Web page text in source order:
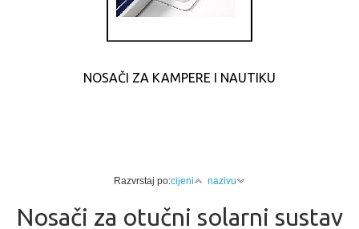
NOSAČI ZA KAMPERE I NAUTIKU
Razvrstaj po:cijeni nazivu
Nosači za otučni solarni sustav